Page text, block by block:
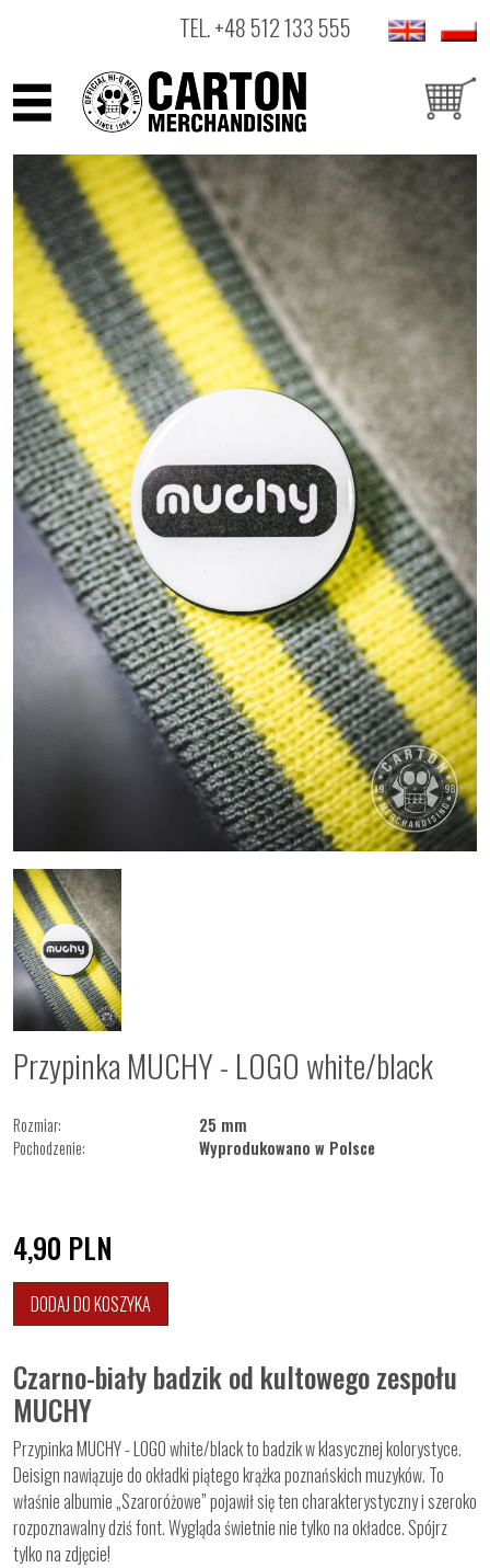
TEL.+48 512 133 555
ARTYŚCI
PRODUKTY
OUTLET
Przypinka MUCHY - LOGO white/black
Rozmiar:
25 mm
Pochodzenie:
Wyprodukowano w Polsce
4,90 PLN
DODAJ DO KOSZYKA
Czarno-biały badzik od kultowego zespołu
MUCHY
Przypinka MUCHY - LOGO white/black to badzik w klasycznej kolorystyce.
Deisign nawiązuje do okładki piątego krążka poznańskich muzyków. To
właśnie albumie „Szaroróżowe” pojawił się ten charakterystyczny i szeroko
rozpoznawalny dziś font. Wygląda świetnie nie tylko na okładce. Spójrz
tylko na zdjęcie!